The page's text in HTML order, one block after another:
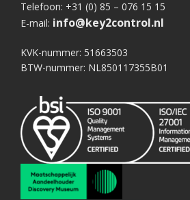
Telefoon: +31 (0) 85 – 076 15 15
E-mail: info@key2control.nl
KVK-nummer: 51663503
BTW-nummer: NL850117355B01